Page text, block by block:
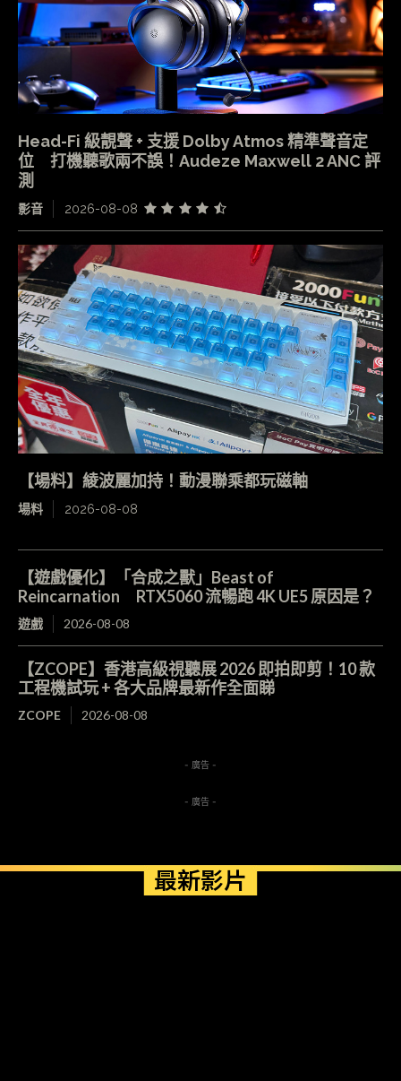
Head-Fi 級靚聲 + 支援 Dolby Atmos 精準聲音定
位 打機聽歌兩不誤！Audeze Maxwell 2 ANC 評
測
影音 2026-08-08
【場料】綾波麗加持！動漫聯乘都玩磁軸
場料 2026-08-08
【遊戲優化】「合成之獸」Beast of
Reincarnation RTX5060 流暢跑 4K UE5 原因是？
遊戲 2026-08-08
【ZCOPE】香港高級視聽展 2026 即拍即剪！10 款
工程機試玩 + 各大品牌最新作全面睇
ZCOPE 2026-08-08
- 廣告 -
- 廣告 -
最新影片